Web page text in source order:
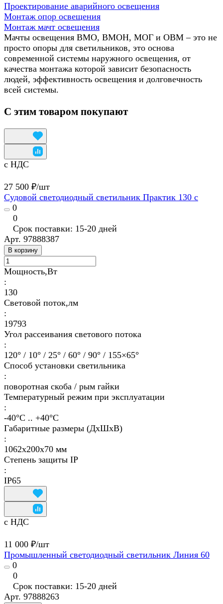
Проектирование аварийного освещения
Монтаж опор освещения
Монтаж мачт освещения
Мачты освещения ВМО, ВМОН, МОГ и ОВМ – это не
просто опоры для светильников, это основа
современной системы наружного освещения, от
качества монтажа которой зависит безопасность
людей, эффективность освещения и долговечность
всей системы.
С этим товаром покупают
с НДС
27 500 ₽/шт
Судовой светодиодный светильник Практик 130 с
0
0
Срок поставки: 15-20 дней
Арт. 97888387
В корзину
Мощность,Вт
:
130
Световой поток,лм
:
19793
Угол рассеивания светового потока
:
120° / 10° / 25° / 60° / 90° / 155×65°
Способ установки светильника
:
поворотная скоба / рым гайки
Температурный режим при эксплуатации
:
-40°С .. +40°C
Габаритные размеры (ДхШхВ)
:
1062х200х70 мм
Степень защиты IP
:
IP65
с НДС
11 000 ₽/шт
Промышленный светодиодный светильник Линия 60
0
0
Срок поставки: 15-20 дней
Арт. 97888263